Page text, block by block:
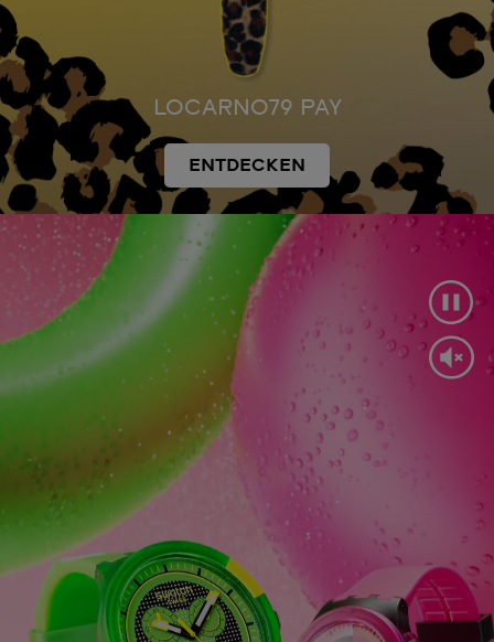
LOCARNO79 PAY
ENTDECKEN